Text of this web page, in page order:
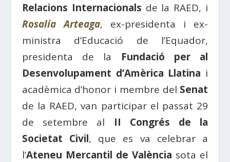
Relacions Internacionals de la RAED, i
Rosalía Arteaga, ex-presidenta i ex-
ministra d’Educació de l’Equador,
presidenta de la Fundació per al
Desenvolupament d’Amèrica Llatina i
acadèmica d’honor i membre del Senat
de la RAED, van participar el passat 29
de setembre al II Congrés de la
Societat Civil, que es va celebrar a
l’Ateneu Mercantil de València sota el